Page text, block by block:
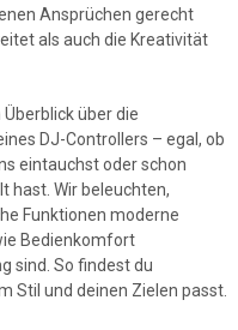
Ansprüchen gerecht
als auch die Kreativität
über die
DJ-Controllers – egal, ob
eintauchst oder schon
hast. Wir beleuchten,
Funktionen moderne
Bedienkomfort
sind. So findest du
Stil und deinen Zielen passt.